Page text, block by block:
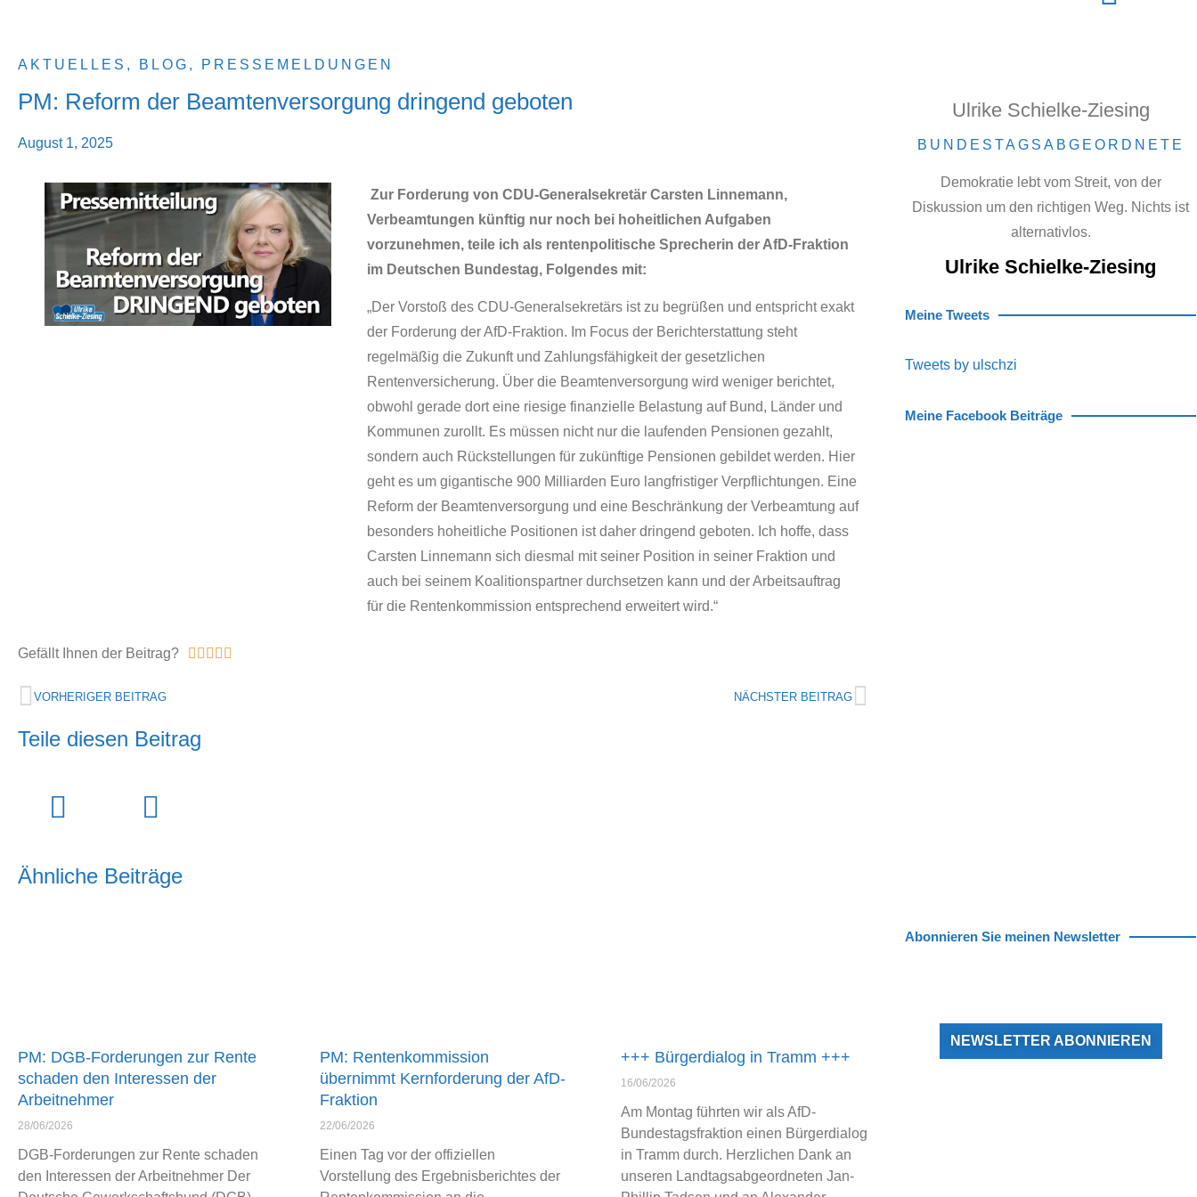
AKTUELLES , BLOG , PRESSEMELDUNGEN
PM: Reform der Beamtenversorgung dringend geboten
August 1, 2025
Zur Forderung von CDU-Generalsekretär Carsten Linnemann,
Verbeamtungen künftig nur noch bei hoheitlichen Aufgaben
vorzunehmen, teile ich als rentenpolitische Sprecherin der AfD-Fraktion
im Deutschen Bundestag, Folgendes mit:
„Der Vorstoß des CDU-Generalsekretärs ist zu begrüßen und entspricht exakt
der Forderung der AfD-Fraktion. Im Focus der Berichterstattung steht
regelmäßig die Zukunft und Zahlungsfähigkeit der gesetzlichen
Rentenversicherung. Über die Beamtenversorgung wird weniger berichtet,
obwohl gerade dort eine riesige finanzielle Belastung auf Bund, Länder und
Kommunen zurollt. Es müssen nicht nur die laufenden Pensionen gezahlt,
sondern auch Rückstellungen für zukünftige Pensionen gebildet werden. Hier
geht es um gigantische 900 Milliarden Euro langfristiger Verpflichtungen. Eine
Reform der Beamtenversorgung und eine Beschränkung der Verbeamtung auf
besonders hoheitliche Positionen ist daher dringend geboten. Ich hoffe, dass
Carsten Linnemann sich diesmal mit seiner Position in seiner Fraktion und
auch bei seinem Koalitionspartner durchsetzen kann und der Arbeitsauftrag
für die Rentenkommission entsprechend erweitert wird.“
Gefällt Ihnen der Beitrag?     
VORHERIGER BEITRAG NÄCHSTER BEITRAG
Teile diesen Beitrag
Ähnliche Beiträge
PM: DGB-Forderungen zur Rente
schaden den Interessen der
Arbeitnehmer
28/06/2026
DGB-Forderungen zur Rente schaden
den Interessen der Arbeitnehmer Der
PM: Rentenkommission
übernimmt Kernforderung der AfD-
Fraktion
22/06/2026
Einen Tag vor der offiziellen
Vorstellung des Ergebnisberichtes der
+++ Bürgerdialog in Tramm +++
16/06/2026
Am Montag führten wir als AfD-
Bundestagsfraktion einen Bürgerdialog
in Tramm durch. Herzlichen Dank an
unseren Landtagsabgeordneten Jan-
Ulrike Schielke-Ziesing
BUNDESTAGSABGEORDNETE
Demokratie lebt vom Streit, von der
Diskussion um den richtigen Weg. Nichts ist
alternativlos.
Ulrike Schielke-Ziesing
Meine Tweets
Tweets by ulschzi
Meine Facebook Beiträge
Abonnieren Sie meinen Newsletter
NEWSLETTER ABONNIEREN